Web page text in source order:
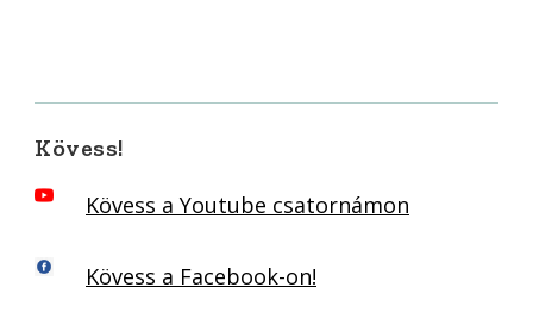
Kövess!
Kövess a Youtube csatornámon
Kövess a Facebook-on!